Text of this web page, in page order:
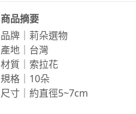
商品摘要
品牌｜莉朵選物
產地｜台灣
材質｜索拉花
規格｜10朵
尺寸｜約直徑5~7cm